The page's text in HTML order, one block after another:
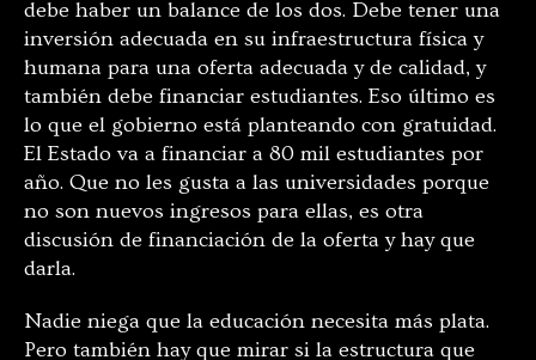
debe haber un balance de los dos. Debe tener una
inversión adecuada en su infraestructura física y
humana para una oferta adecuada y de calidad, y
también debe financiar estudiantes. Eso último es
lo que el gobierno está planteando con gratuidad.
El Estado va a financiar a 80 mil estudiantes por
año. Que no les gusta a las universidades porque
no son nuevos ingresos para ellas, es otra
discusión de financiación de la oferta y hay que
darla.
Nadie niega que la educación necesita más plata.
Pero también hay que mirar si la estructura que